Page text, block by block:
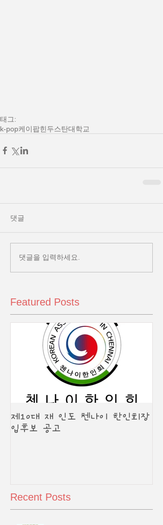
태그:
k-pop케이팝힌두스탄대학교
댓글
댓글을 입력하세요.
Featured Posts
제10대 재 인도 첸나이 한인회장
입후보 공고
Recent Posts